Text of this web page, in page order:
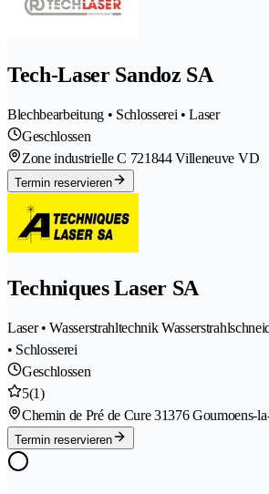
Tech-Laser Sandoz SA
Blechbearbeitung • Schlosserei • Laser
Geschlossen
Zone industrielle C 721844 Villeneuve VD
Termin reservieren
Techniques Laser SA
Laser • Wasserstrahltechnik
• Schlosserei
Geschlossen
5(1)
Chemin de Pré de Cure 31376 Goumoens-
Termin reservieren